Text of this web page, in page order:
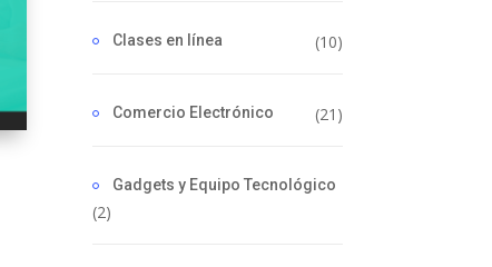
Clases en línea (10)
Comercio Electrónico (21)
Gadgets y Equipo Tecnológico
(2)